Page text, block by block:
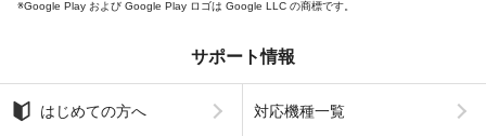
Google Play および Google Play ロゴは Google LLC の商標です。
サポート情報
はじめての方へ 対応機種一覧